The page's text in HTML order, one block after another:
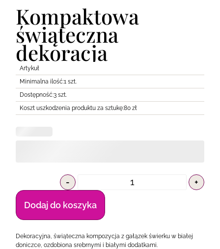
Kompaktowa
świąteczna
dekoracja
Artykuł
Minimalna ilość:1 szt.
Dostępność:3 szt.
Koszt uszkodzenia produktu za sztukę:80 zł
- +
Dodaj do koszyka
Dekoracyjna, świąteczna kompozycja z gałązek świerku w białej
doniczce, ozdobiona srebrnymi i białymi dodatkami.